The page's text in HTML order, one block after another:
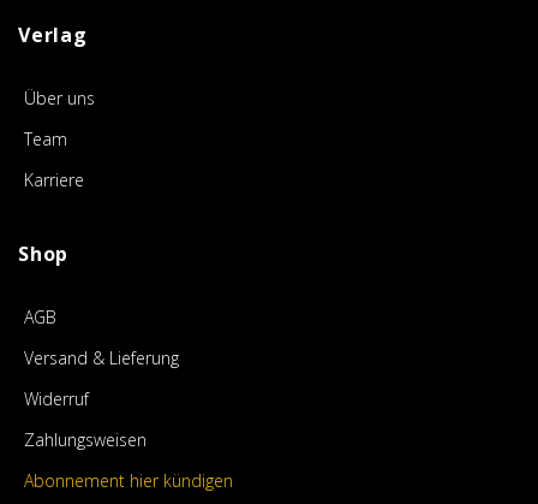
Verlag
Über uns
Team
Karriere
Shop
AGB
Versand & Lieferung
Widerruf
Zahlungsweisen
Abonnement hier kündigen